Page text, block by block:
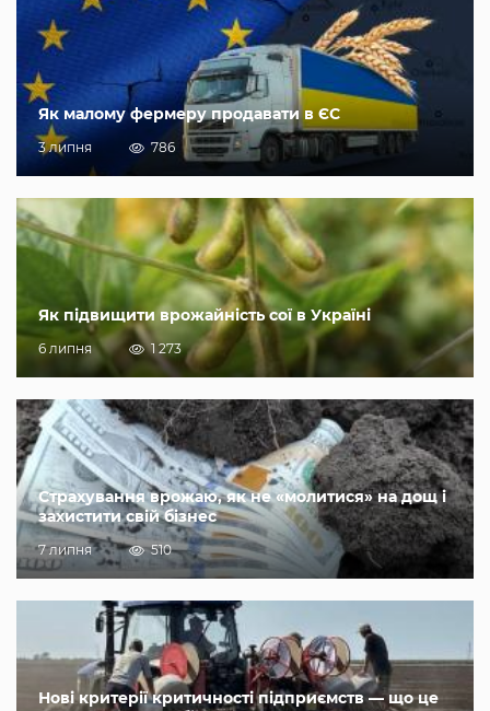
Як малому фермеру продавати в ЄС
3 липня 786
Як підвищити врожайність сої в Україні
6 липня 1 273
Страхування врожаю, як не «молитися» на дощ і
захистити свій бізнес
7 липня 510
Нові критерії критичності підприємств — що це